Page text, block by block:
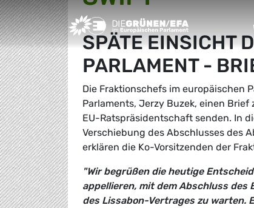
Greens/EFA Home
SPÄTE EINSICHT
PARLAMENT -
Die Fraktionschefs im europäischen
Parlaments, Jerzy Buzek, einen
EU-Ratspräsidentschaft senden. In
Verschiebung des Abschlusses des
erklären die Ko-Vorsitzenden der
"Wir begrüßen die heutige
appellieren, mit dem Abschluss
des Lissabon-Vertrages zu warten.